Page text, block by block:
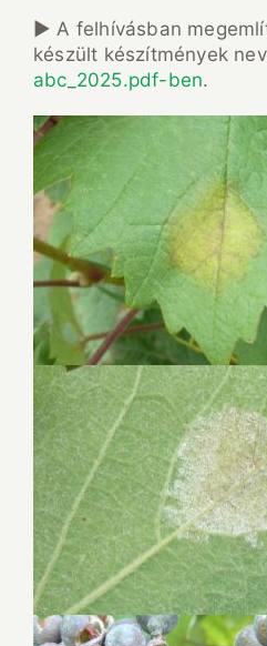
► A felhívásban
készült készítmények
abc_2025.pdf-ben.